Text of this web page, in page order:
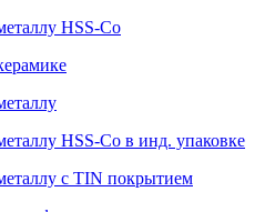
HSS-Co
HSS-Co в инд. упаковке
с TIN покрытием